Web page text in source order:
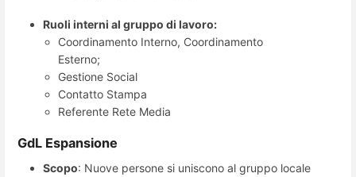
Ruoli interni al gruppo di lavoro:
Coordinamento Interno, Coordinamento
Esterno;
Gestione Social
Contatto Stampa
Referente Rete Media
GdL Espansione
Scopo: Nuove persone si uniscono al gruppo locale